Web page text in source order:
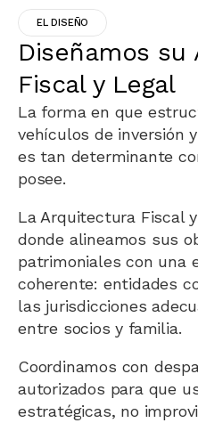
EL DISEÑO
Diseñamos
Fiscal y Legal
La forma en que
vehículos de inversión
es tan determinante
posee.
La Arquitectura Fiscal
donde alineamos sus
patrimoniales con una
coherente: entidades
las jurisdicciones
entre socios y familia.
Coordinamos con
autorizados para que
estratégicas, no